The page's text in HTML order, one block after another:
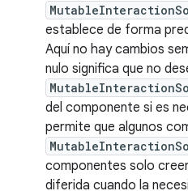
establece de forma
Aquí no hay cambios
nulo significa que no
del componente si es
permite que algunos
componentes solo
diferida cuando la